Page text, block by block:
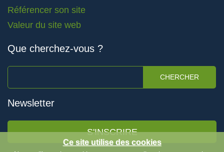
Référencer son site
Valeur du site web
Que cherchez-vous ?
CHERCHER
Newsletter
S'INSCRIRE
Ce site utilise des cookies